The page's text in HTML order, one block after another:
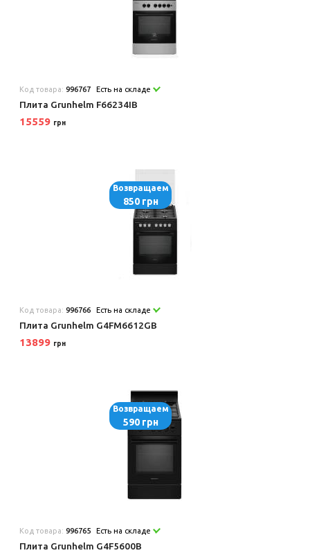
Код товара:996767 Есть на складе
Плита Grunhelm F66234IB
15559 грн
Возвращаем
850 грн
Код товара:996766 Есть на складе
Плита Grunhelm G4FM6612GB
13899 грн
Возвращаем
590 грн
Код товара:996765 Есть на складе
Плита Grunhelm G4F5600B